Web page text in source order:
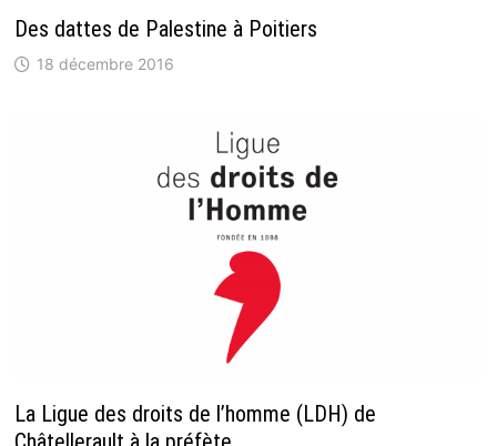
Des dattes de Palestine à Poitiers
18 décembre 2016
La Ligue des droits de l’homme (LDH) de